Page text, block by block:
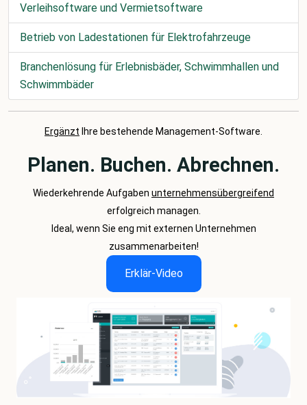
Verleihsoftware und Vermietsoftware
Betrieb von Ladestationen für Elektrofahrzeuge
Branchenlösung für Erlebnisbäder, Schwimmhallen und
Schwimmbäder
Ergänzt Ihre bestehende Management-Software.
Planen. Buchen. Abrechnen.
Wiederkehrende Aufgaben unternehmensübergreifend
erfolgreich managen.
Ideal, wenn Sie eng mit externen Unternehmen
zusammenarbeiten!
Erklär-Video